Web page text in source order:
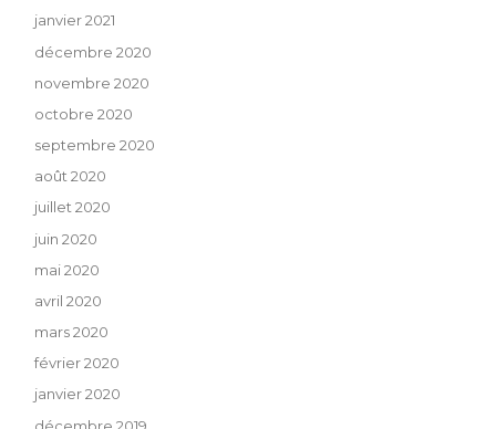
janvier 2021
décembre 2020
novembre 2020
octobre 2020
septembre 2020
août 2020
juillet 2020
juin 2020
mai 2020
avril 2020
mars 2020
février 2020
janvier 2020
décembre 2019